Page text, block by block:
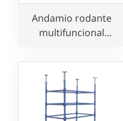
Andamio rodante
multifuncional
panadería